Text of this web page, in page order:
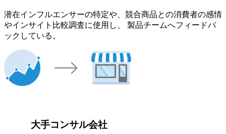
潜在インフルエンサーの特定や、競合商品との消費者の感情
やインサイト比較調査に使用し、 製品チームへフィードバ
ックしている。
大手コンサル会社